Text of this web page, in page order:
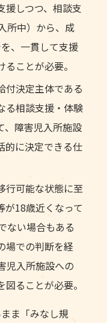
しつつ、相談支
所中）から、成
、一貫して支援
ことが必要。
決定主体である
る相談支援・体験
、障害児入所施設
的に決定できる仕
行可能な状態に至
が18歳近くなって
ない場合もある
場での判断を経
児入所施設への
ることが必要。
ま「みなし規